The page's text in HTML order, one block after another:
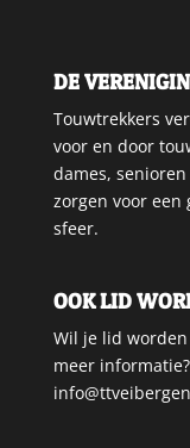
DE
Touwtrekkers
voor en door
dames,
zorgen voor een
sfeer.
OOK LID
Wil je lid worden
meer